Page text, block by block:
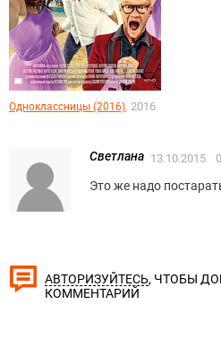
Одноклассницы (2016), 2016
Светлана 13.10.2015
Это же надо
АВТОРИЗУЙТЕСЬ, ЧТОБЫ
КОММЕНТАРИЙ